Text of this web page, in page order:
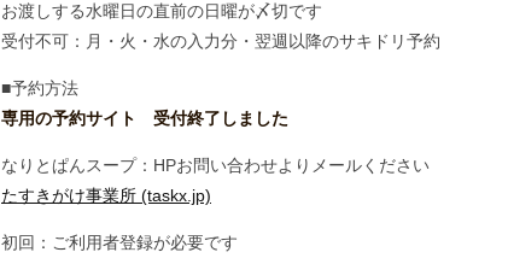
お渡しする水曜日の直前の日曜が〆切です
受付不可：月・火・水の入力分・翌週以降のサキドリ予約
■予約方法
専用の予約サイト 受付終了しました
なりとぱんスープ：HPお問い合わせよりメールください
たすきがけ事業所 (taskx.jp)
初回：ご利用者登録が必要です